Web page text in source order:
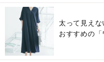
太って見え
おすすめの